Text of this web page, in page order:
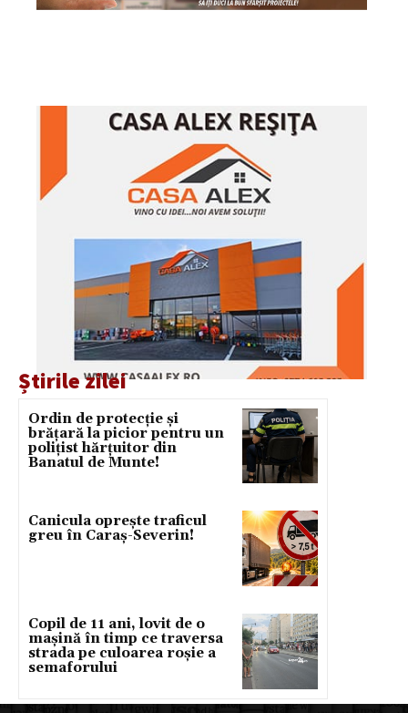
Știrile zilei
Ordin de protecție și
brățară la picior pentru un
polițist hărțuitor din
Banatul de Munte!
Canicula oprește traficul
greu în Caraș-Severin!
Copil de 11 ani, lovit de o
mașină în timp ce traversa
strada pe culoarea roșie a
semaforului